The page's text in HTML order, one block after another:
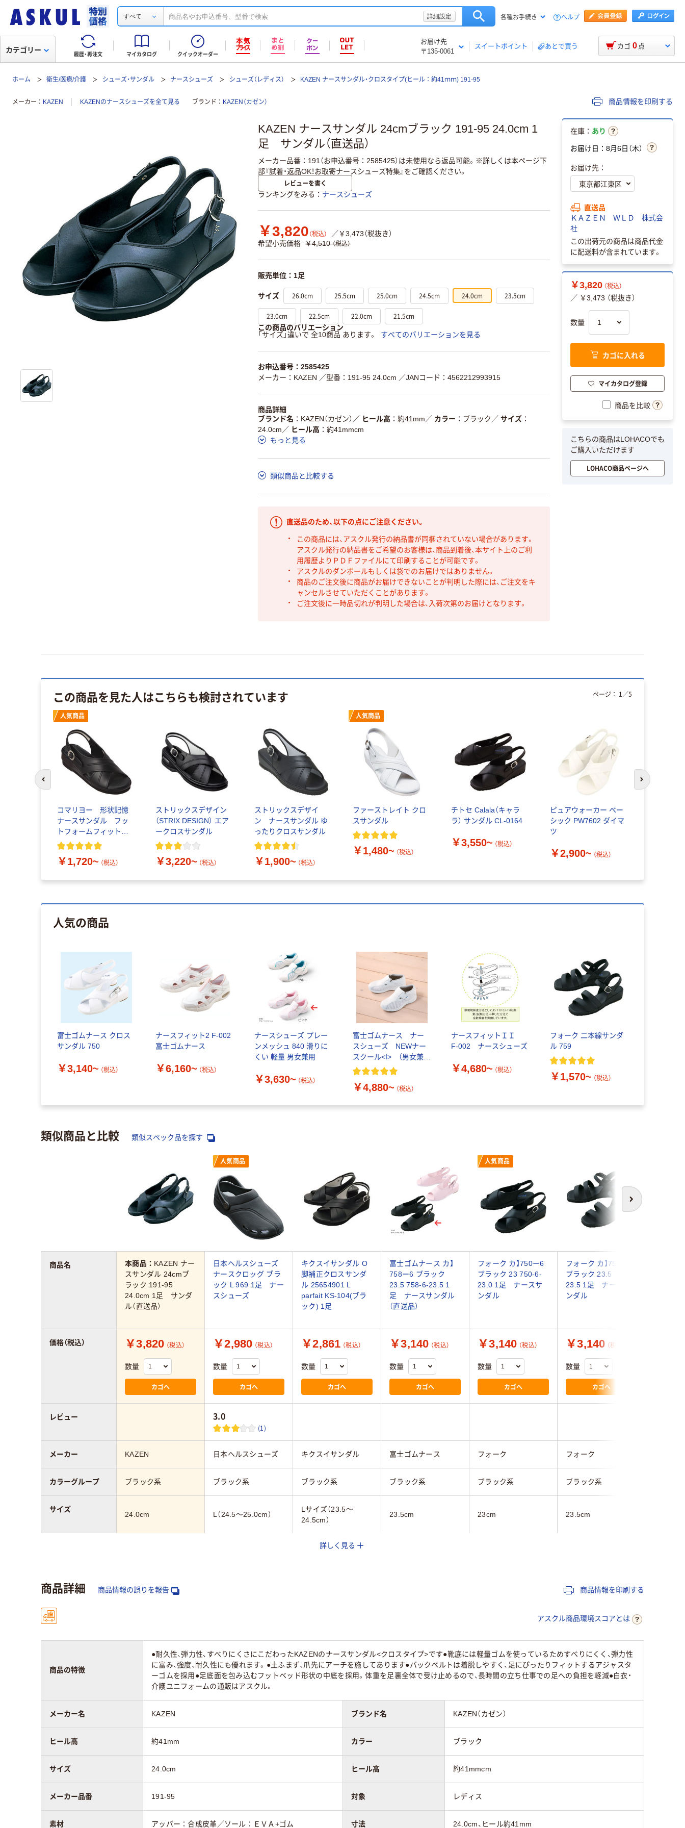
すべて 詳細設定 各種お手続き ヘルプ
履歴・再注文 マイカタログ クイックオーダー
お届け先
〒135-0061
スイートポイント あとで買う
カテゴリー カゴ 0 点
ホーム 衛生/医療/介護 シューズ・サンダル ナースシューズ シューズ（レディス） KAZEN ナースサンダル・クロスタイプ(ヒール：約41ｍｍ) 191-95
メーカー KAZEN KAZENのナースシューズを全て見る ブランド KAZEN（カゼン） 商品情報を印刷する
KAZEN ナースサンダル 24cmブラック 191-95 24.0cm 1
足 サンダル（直送品）
メーカー品番：191（お申込番号：2585425）は未使用なら返品可能。※詳しくは本ページ下
部『試着・返品OK！お取寄ナースシューズ特集』をご確認ください。
レビューを書く
ランキングをみる ナースシューズ
￥3,820 （税込）
／￥3,473（税抜き）
希望小売価格 ￥4,510 （税込）
販売単位：1足
サイズ 26.0cm 25.5cm 25.0cm 24.5cm 24.0cm 23.5cm
23.0cm 22.5cm 22.0cm 21.5cm
この商品のバリエーション
「サイズ」違いで 全10商品 あります。
すべてのバリエーションを見る
お申込番号：2585425
メーカー：KAZEN ／型番：191-95 24.0cm ／JANコード：4562212993915
商品詳細
ブランド名
KAZEN（カゼン） ／ ヒール高 約41mm ／ カラー ブラック ／ サイズ
24.0cm ／ ヒール高
約41mmcm
もっと見る
類似商品と比較する
直送品のため、以下の点にご注意ください。
この商品には、アスクル発行の納品書が同梱されていない場合があります。
アスクル発行の納品書をご希望のお客様は、商品到着後、本サイト上のご利
用履歴よりＰＤＦファイルにて印刷することが可能です。
アスクルのダンボールもしくは袋でのお届けではありません。
商品のご注文後に商品がお届けできないことが判明した際には、ご注文をキ
ャンセルさせていただくことがあります。
ご注文後に一時品切れが判明した場合は、入荷次第のお届けとなります。
在庫： あり
お届け日：8月6日（木）
お届け先：
直送品
ＫＡＺＥＮ ＷＬＤ 株式会
社
この出荷元の商品は商品代金
に配送料が含まれています。
￥3,820 （税込）
／ ￥3,473 （税抜き）
数量
カゴに入れる
マイカタログ登録
商品を比較
こちらの商品はLOHACOでも
ご購入いただけます
LOHACO商品ページへ
この商品を見た人はこちらも検討されています
人気商品
コマリヨー 形状記憶
ナースサンダル フッ
トフォームフィット
クロスサンダル
￥1,720~ （税込）
ストリックスデザイン
（STRIX DESIGN） エア
ークロスサンダル
￥3,220~ （税込）
ストリックスデザイ
ン ナースサンダル ゆ
ったりクロスサンダル
￥1,900~ （税込）
人気商品
ファーストレイト クロ
スサンダル
￥1,480~ （税込）
チトセ Calala（キャラ
ラ） サンダル CL-0164
￥3,550~ （税込）
ピュアウォーカー ベー
シック PW7602 ダイマ
ツ
￥2,900~ （税込）
ページ： 1 ／5
前のスライドへ 次のスライド
人気の商品
富士ゴムナース クロス
サンダル 750
￥3,140~ （税込）
ナースフィット2 F-002
富士ゴムナース
￥6,160~ （税込）
ナースシューズ プレー
ンメッシュ 840 滑りに
くい 軽量 男女兼用
￥3,630~ （税込）
富士ゴムナース ナー
スシューズ NEWナー
スクール<I> （男女兼
用）
￥4,880~ （税込）
ナースフィットＩＩ
F-002 ナースシューズ
￥4,680~ （税込）
フォーク 二本線サンダ
ル 759
￥1,570~ （税込）
類似商品と比較 類似スペック品を探す
次へ
人気商品 人気商品
本商品： KAZEN ナー
スサンダル 24cmブ
ラック 191-95
24.0cm 1足 サンダ
ル（直送品）
日本ヘルスシューズ
ナースクロッグ ブラ
ック L 969 1足 ナー
スシューズ
キクスイサンダル O
脚補正クロスサンダ
ル 25654901 L
parfait KS-104(ブラ
ック) 1足
富士ゴムナース カ】
758ー6 ブラック
23.5 758-6-23.5 1
足 ナースサンダル
（直送品）
フォーク カ】750ー6
ブラック 23 750-6-
23.0 1足 ナースサ
ンダル
フォーク カ】759ー6
ブラック 23.5 759-6-
23.5 1足 ナースサ
ンダル
￥3,820 （税込）
数量
カゴへ
￥2,980 （税込）
数量
カゴへ
￥2,861 （税込）
数量
カゴへ
￥3,140 （税込）
数量
カゴへ
￥3,140 （税込）
数量
カゴへ
￥3,140 （税込）
数量
カゴへ
3.0
(1)
KAZEN 日本ヘルスシューズ キクスイサンダル 富士ゴムナース フォーク フォーク
ブラック系 ブラック系 ブラック系 ブラック系 ブラック系 ブラック系
24.0cm L（24.5～25.0cm）
Lサイズ（23.5～
24.5cm）
23.5cm 23cm 23.5cm
商品名
価格（税込）
レビュー
メーカー
カラーグループ
サイズ
ルの特徴
詳しく見る
商品詳細 商品情報の誤りを報告 商品情報を印刷する
アスクル商品環境スコアとは
商品の特徴
●耐久性、弾力性、すべりにくさにこだわったKAZENのナースサンダル<クロスタイプ>です●靴底には軽量ゴムを使っているためすべりにくく、弾力性
に富み、強度、耐久性にも優れます。●土ふまず、爪先にアーチを施してあります●バックベルトは着脱しやすく、足にぴったりフィットするアジャスタ
ーゴムを採用●足底面を包み込むフットベッド形状の中底を採用。体重を足裏全体で受け止めるので、長時間の立ち仕事での足への負担を軽減●白衣・
介護ユニフォームの通販はアスクル。
メーカー名 KAZEN ブランド名 KAZEN（カゼン）
ヒール高 約41mm カラー ブラック
サイズ 24.0cm ヒール高 約41mmcm
メーカー品番 191-95 対象 レディス
素材 アッパー：合成皮革／ソール：ＥＶＡ+ゴム 寸法 24.0cm、ヒール約41mm